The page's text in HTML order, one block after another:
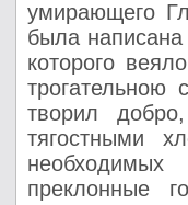
умирающего
была
которого
трогательною
творил
тягостными
преклонные